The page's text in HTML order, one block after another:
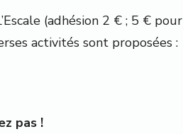
(adhésion 2 € ; 5 € pour
activités sont proposées :
pas !